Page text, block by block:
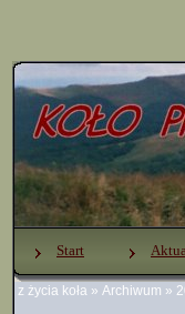
z życia koła » Archiwum »
Start